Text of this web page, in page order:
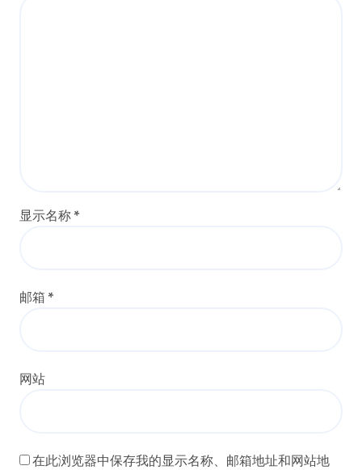
显示名称 *
邮箱 *
网站
在此浏览器中保存我的显示名称、邮箱地址和网站地